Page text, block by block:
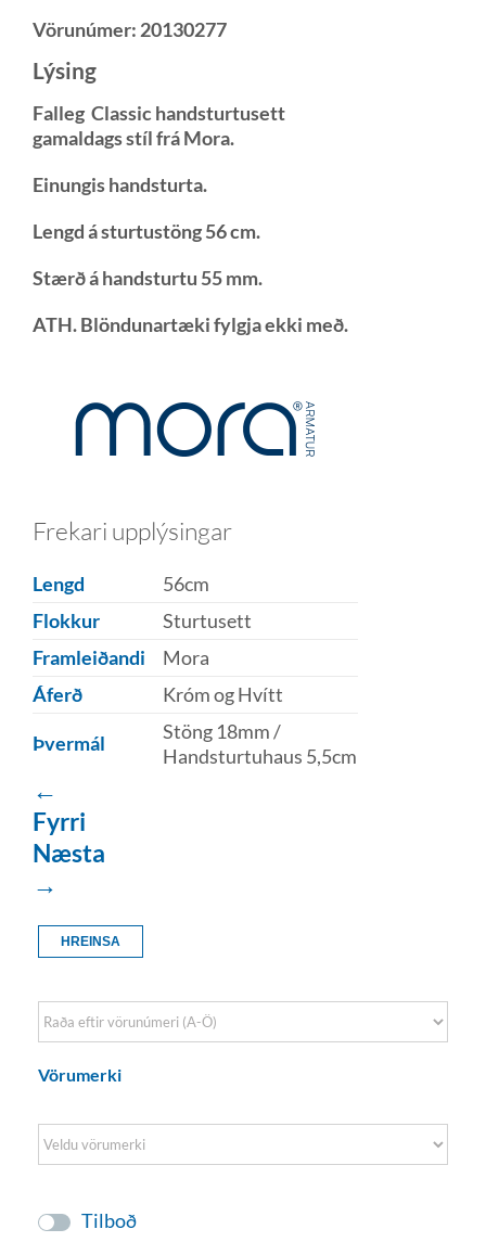
Vörunúmer: 20130277
Lýsing
Falleg Classic handsturtusett
gamaldags stíl frá Mora.
Einungis handsturta.
Lengd á sturtustöng 56 cm.
Stærð á handsturtu 55 mm.
ATH. Blöndunartæki fylgja ekki með.
Frekari upplýsingar
Lengd
56cm
Flokkur
Sturtusett
Framleiðandi
Mora
Áferð
Króm og Hvítt
Þvermál
Stöng 18mm /
Handsturtuhaus 5,5cm
←
Fyrri
Næsta
→
HREINSA
Sort Products
Vörumerki
Tilboð